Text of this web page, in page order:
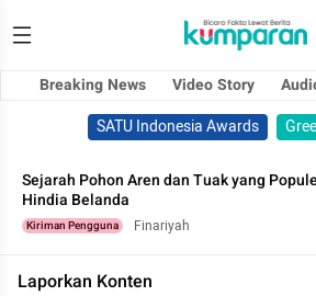
Breaking News Video Story
SATU Indonesia Awards
Sejarah Pohon Aren dan Tuak yang
Hindia Belanda
Kiriman Pengguna Finariyah
Laporkan Konten